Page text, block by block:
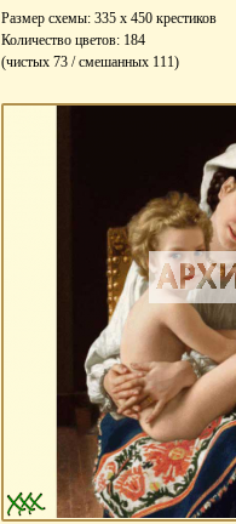
Размер схемы: 335 х 450 крестиков
Количество цветов: 184
(чистых 73 / смешанных 111)